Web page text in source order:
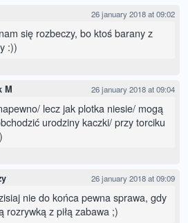
26 january 2018 at 09:02
się rozbeczy, bo ktoś barany z
:))
M 26 january 2018 at 09:04
lecz jak plotka niesie/ mogą
urodziny kaczki/ przy torciku
26 january 2018 at 09:09
nie do końca pewna sprawa, gdy
rozrywką z piłą zabawa ;)